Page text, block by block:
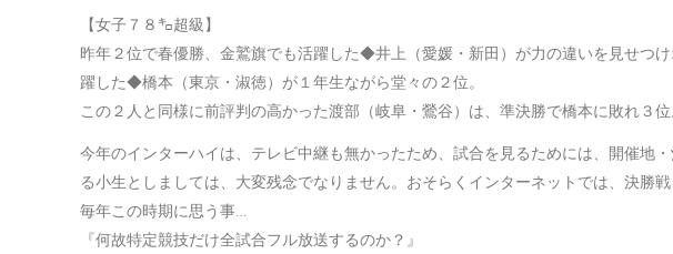
【女子７８㌔超級】
昨年２位で春優勝、金鷲旗でも活躍した◆井上（愛媛・新田）が力の違いを見せつ
躍した◆橋本（東京・淑徳）が１年生ながら堂々の２位。
この２人と同様に前評判の高かった渡部（岐阜・鶯谷）は、準決勝で橋本に敗れ３位
今年のインターハイは、テレビ中継も無かったため、試合を見るためには、開催地
る小生としましては、大変残念でなりません。おそらくインターネットでは、決勝
毎年この時期に思う事…
『何故特定競技だけ全試合フル放送するのか？』